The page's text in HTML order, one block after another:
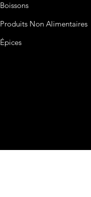
Boissons
Produits Non Alimentaires
Épices